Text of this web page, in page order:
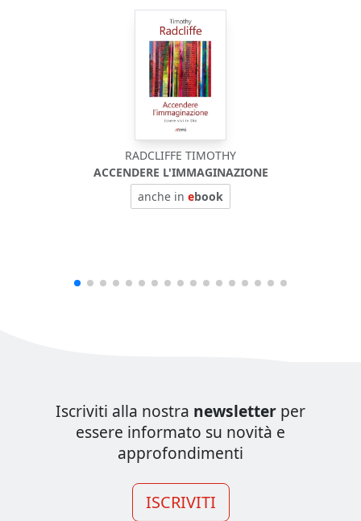
RADCLIFFE TIMOTHY
ACCENDERE L'IMMAGINAZIONE
anche in ebook
Iscriviti alla nostra newsletter per
essere informato su novità e
approfondimenti
ISCRIVITI